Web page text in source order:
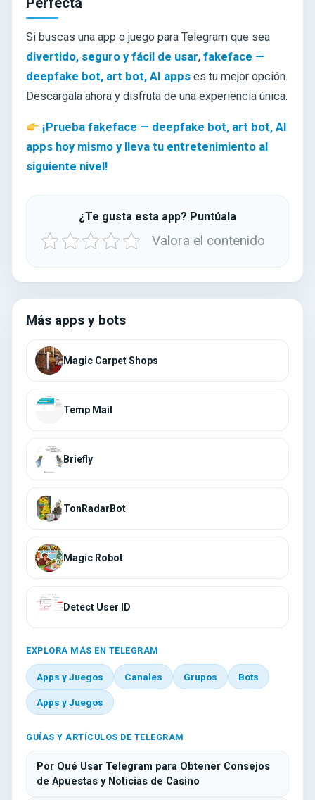
Si buscas una app o juego para Telegram que sea
divertido, seguro y fácil de usar, fakeface —
deepfake bot, art bot, AI apps es tu mejor opción.
Descárgala ahora y disfruta de una experiencia única.
¡Prueba fakeface — deepfake bot, art bot, AI
apps hoy mismo y lleva tu entretenimiento al
siguiente nivel!
¿Te gusta esta app? Puntúala
Valora el contenido
Más apps y bots
Magic Carpet Shops
Temp Mail
Briefly
TonRadarBot
Magic Robot
Detect User ID
EXPLORA MÁS EN TELEGRAM
Apps y Juegos Canales Grupos Bots
Apps y Juegos
GUÍAS Y ARTÍCULOS DE TELEGRAM
Por Qué Usar Telegram para Obtener Consejos
de Apuestas y Noticias de Casino